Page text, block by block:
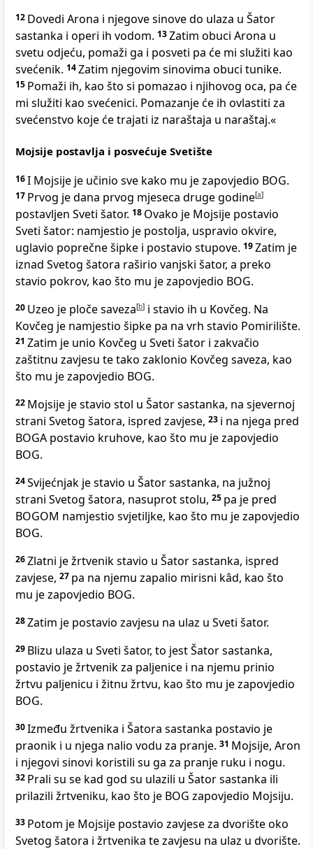
12 Dovedi Arona i njegove sinove do ulaza u Šator
sastanka i operi ih vodom. 13Zatim obuci Arona u
svetu odjeću, pomaži ga i posveti pa će mi služiti kao
svećenik. 14Zatim njegovim sinovima obuci tunike.
15 Pomaži ih, kao što si pomazao i njihovog oca, pa će
mi služiti kao svećenici. Pomazanje će ih ovlastiti za
svećenstvo koje će trajati iz naraštaja u naraštaj.«
Mojsije postavlja i posvećuje Svetište
16I Mojsije je učinio sve kako mu je zapovjedio BOG.
17 Prvog je dana prvog mjeseca druge godine[a]
postavljen Sveti šator. 18 Ovako je Mojsije postavio
Sveti šator: namjestio je postolja, uspravio okvire,
uglavio poprečne šipke i postavio stupove. 19Zatim je
iznad Svetog šatora raširio vanjski šator, a preko
stavio pokrov, kao što mu je zapovjedio BOG.
20 Uzeo je ploče saveza[b] i stavio ih u Kovčeg. Na
Kovčeg je namjestio šipke pa na vrh stavio Pomirilište.
21 Zatim je unio Kovčeg u Sveti šator i zakvačio
zaštitnu zavjesu te tako zaklonio Kovčeg saveza, kao
što mu je zapovjedio BOG.
22 Mojsije je stavio stol u Šator sastanka, na sjevernoj
strani Svetog šatora, ispred zavjese, 23 i na njega pred
BOGA postavio kruhove, kao što mu je zapovjedio
BOG.
24Svijećnjak je stavio u Šator sastanka, na južnoj
strani Svetog šatora, nasuprot stolu, 25 pa je pred
BOGOM namjestio svjetiljke, kao što mu je zapovjedio
BOG.
26Zlatni je žrtvenik stavio u Šator sastanka, ispred
zavjese, 27 pa na njemu zapalio mirisni kâd, kao što
mu je zapovjedio BOG.
28Zatim je postavio zavjesu na ulaz u Sveti šator.
29 Blizu ulaza u Sveti šator, to jest Šator sastanka,
postavio je žrtvenik za paljenice i na njemu prinio
žrtvu paljenicu i žitnu žrtvu, kao što mu je zapovjedio
BOG.
30Između žrtvenika i Šatora sastanka postavio je
praonik i u njega nalio vodu za pranje. 31 Mojsije, Aron
i njegovi sinovi koristili su ga za pranje ruku i nogu.
32 Prali su se kad god su ulazili u Šator sastanka ili
prilazili žrtveniku, kao što je BOG zapovjedio Mojsiju.
33 Potom je Mojsije postavio zavjese za dvorište oko
Svetog šatora i žrtvenika te zavjesu na ulaz u dvorište.